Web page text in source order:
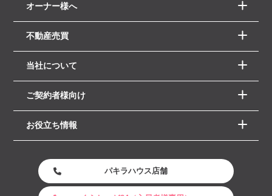
オーナー様へ
不動産売買
当社について
ご契約者様向け
お役立ち情報
パキラハウス店舗